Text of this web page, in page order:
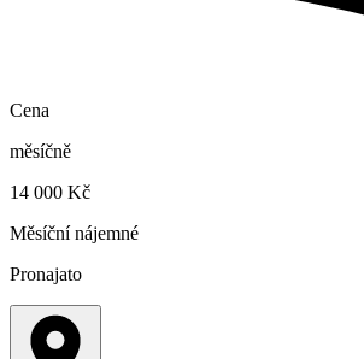
Cena
měsíčně
14 000 Kč
Měsíční nájemné
Pronajato